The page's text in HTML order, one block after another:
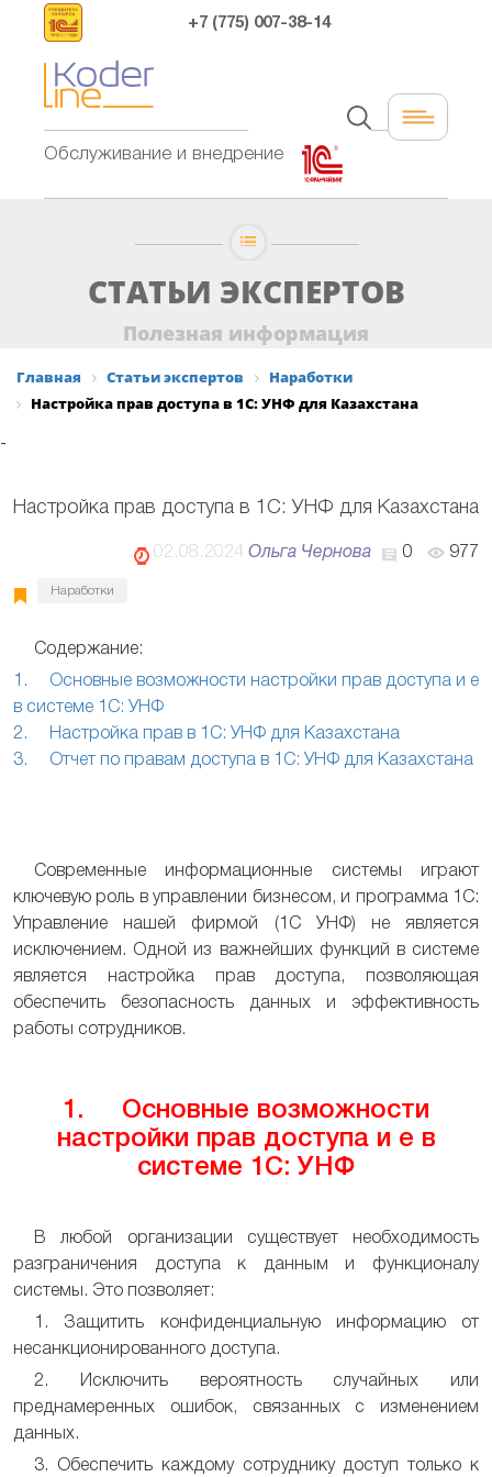
Обслуживание и внедрение
+7 (775) 007-38-14
СТАТЬИ ЭКСПЕРТОВ
Полезная информация
Главная Статьи экспертов
Наработки
Настройка прав доступа в 1С: УНФ для Казахстана
-
Настройка прав доступа в 1С: УНФ для Казахстана
0 977
02.08.2024 Ольга Чернова
Наработки
Содержание:
1. Основные возможности настройки прав доступа и е
в системе 1С: УНФ
2. Настройка прав в 1С: УНФ для Казахстана
3. Отчет по правам доступа в 1С: УНФ для Казахстана
Современные информационные системы играют
ключевую роль в управлении бизнесом, и программа 1С:
Управление нашей фирмой (1С УНФ) не является
исключением. Одной из важнейших функций в системе
является настройка прав доступа, позволяющая
обеспечить безопасность данных и эффективность
работы сотрудников.
1. Основные возможности
настройки прав доступа и е в
системе 1С: УНФ
В любой организации существует необходимость
разграничения доступа к данным и функционалу
системы. Это позволяет:
1. Защитить конфиденциальную информацию от
несанкционированного доступа.
2. Исключить вероятность случайных или
преднамеренных ошибок, связанных с изменением
данных.
3. Обеспечить каждому сотруднику доступ только к